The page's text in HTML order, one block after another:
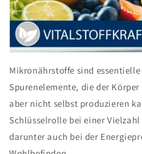
Mikronährstoffe sind
Spurenelemente, die der
aber nicht selbst produzieren
Schlüsselrolle bei einer
darunter auch bei der